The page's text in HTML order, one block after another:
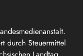
durch Steuermittel